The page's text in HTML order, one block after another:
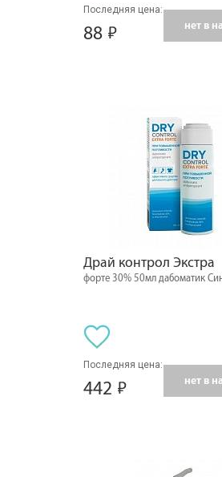
Последняя цена:
88 нет в
Драй контрол Экстра
форте 30% 50мл дабоматик
Последняя цена:
442 нет в